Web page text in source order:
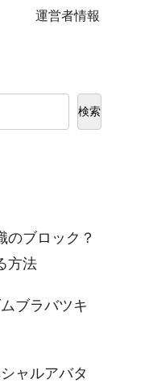
運営者情報
検索
のブロック？
方法
ブラバツキ
ャルアバタ